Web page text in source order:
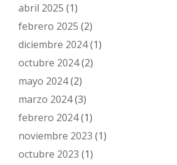
abril 2025 (1)
febrero 2025 (2)
diciembre 2024(1)
octubre 2024(2)
mayo 2024(2)
marzo 2024(3)
febrero 2024(1)
noviembre 2023 (1)
octubre 2023 (1)